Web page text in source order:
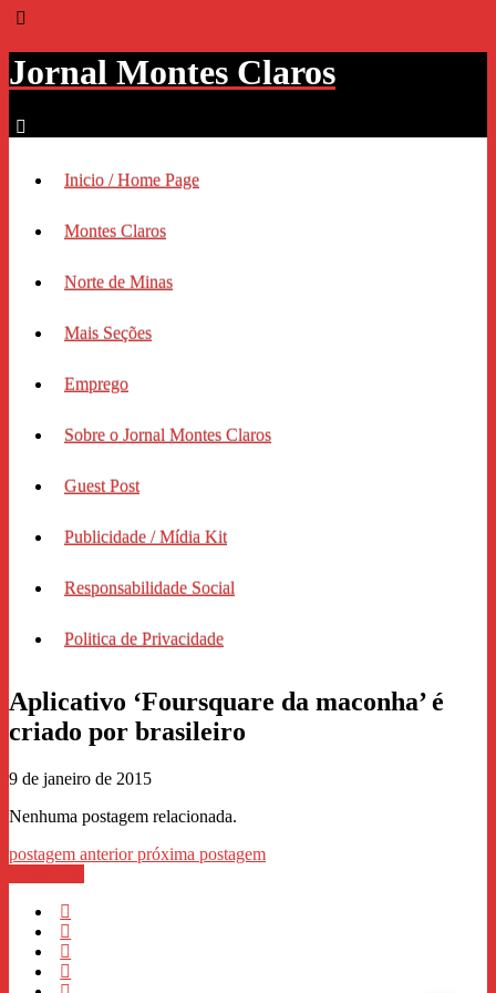
Jornal Montes Claros
Inicio / Home Page
Montes Claros
Norte de Minas
Mais Seções
Emprego
Sobre o Jornal Montes Claros
Guest Post
Publicidade / Mídia Kit
Responsabilidade Social
Politica de Privacidade
Aplicativo ‘Foursquare da maconha’ é
criado por brasileiro
9 de janeiro de 2015
Nenhuma postagem relacionada.
postagem anteriorpróxima postagem